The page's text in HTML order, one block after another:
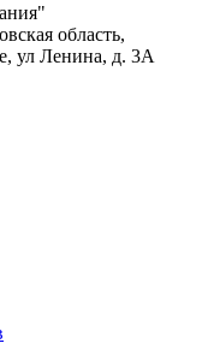
область,
ул Ленина, д. 3А